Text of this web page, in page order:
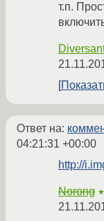
т.п.
Ответ на:
04:21:31 +00:00
http://
Norong